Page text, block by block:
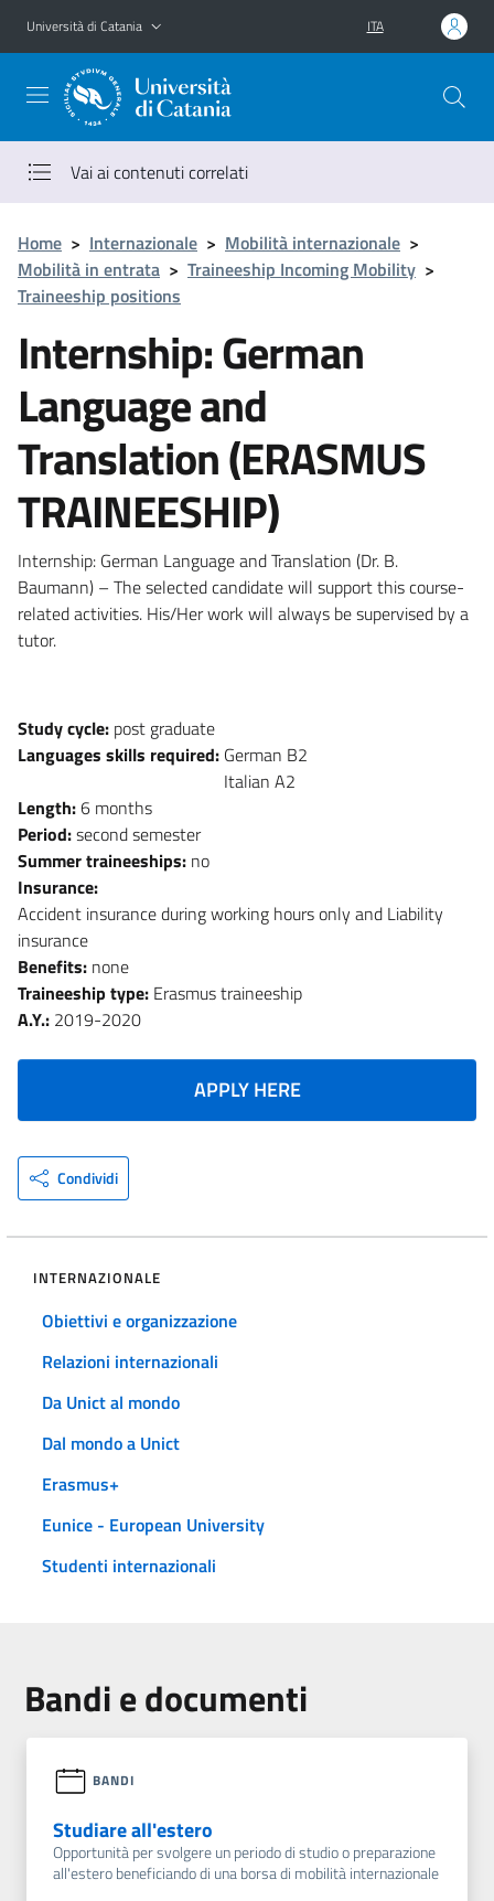
Vai al contenuto principale
Vai al menu di navigazione
Università di Catania ITA
Vai ai contenuti correlati
Home > Internazionale > Mobilità internazionale >
Mobilità in entrata > Traineeship Incoming Mobility >
Traineeship positions
Internship: German
Language and
Translation (ERASMUS
TRAINEESHIP)
Internship: German Language and Translation (Dr. B.
Baumann) – The selected candidate will support this course-
related activities. His/Her work will always be supervised by a
tutor.
Study cycle: post graduate
Languages skills required: German B2
Italian A2
Length:6 months
Period:second semester
Summer traineeships: no
Insurance:
Accident insurance during working hours only and Liability
insurance
Benefits: none
Traineeship type: Erasmus traineeship
A.Y.: 2019-2020
APPLY HERE
Condividi
INTERNAZIONALE
Obiettivi e organizzazione
Relazioni internazionali
Da Unict al mondo
Dal mondo a Unict
Erasmus+
Eunice - European University
Studenti internazionali
Bandi e documenti
BANDI
Studiare all'estero
Opportunità per svolgere un periodo di studio o preparazione
all'estero beneficiando di una borsa di mobilità internazionale